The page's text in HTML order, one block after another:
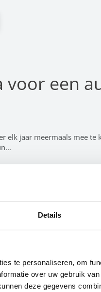
Details
te personaliseren, om
over uw gebruik
deze gegevens
voor een
elk jaar meermaals mee te
carport,autostalling,